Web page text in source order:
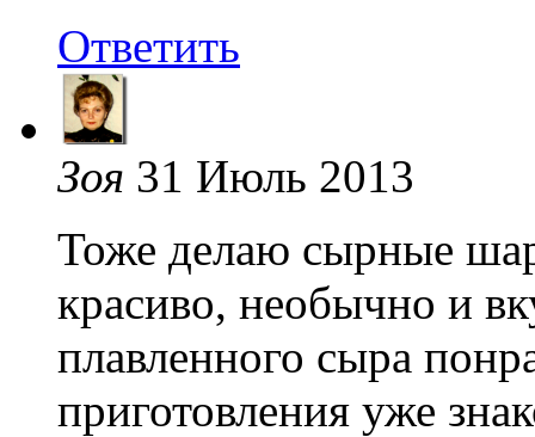
Ответить
Зоя 31 Июль 2013
Тоже делаю сырные
красиво, необычно и
плавленного сыра
приготовления уже